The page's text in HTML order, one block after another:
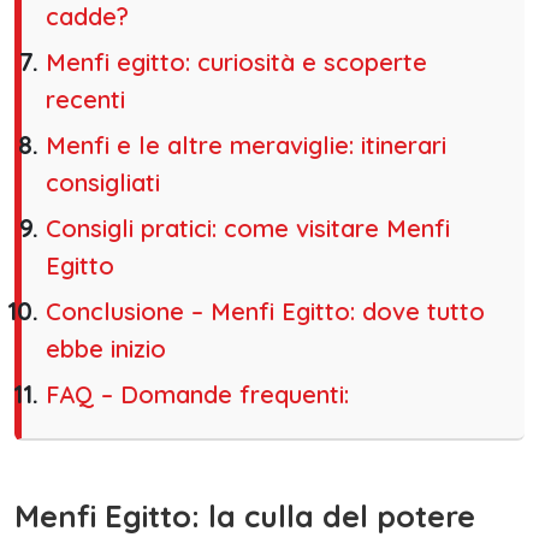
cadde?
Menfi egitto: curiosità e scoperte
recenti
Menfi e le altre meraviglie: itinerari
consigliati
Consigli pratici: come visitare Menfi
Egitto
Conclusione – Menfi Egitto: dove tutto
ebbe inizio
FAQ – Domande frequenti:
Menfi Egitto: la culla del potere